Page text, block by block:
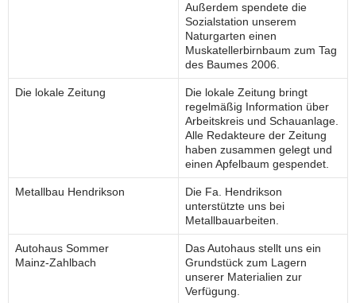
Außerdem spendete die
Sozialstation unserem
Naturgarten einen
Muskatellerbirnbaum zum Tag
des Baumes 2006.
Die lokale Zeitung
Die lokale Zeitung bringt
regelmäßig Information über
Arbeitskreis und Schauanlage.
Alle Redakteure der Zeitung
haben zusammen gelegt und
einen Apfelbaum gespendet.
Metallbau Hendrikson
Die Fa. Hendrikson
unterstützte uns bei
Metallbauarbeiten.
Autohaus Sommer
Mainz-Zahlbach
Das Autohaus stellt uns ein
Grundstück zum Lagern
unserer Materialien zur
Verfügung.